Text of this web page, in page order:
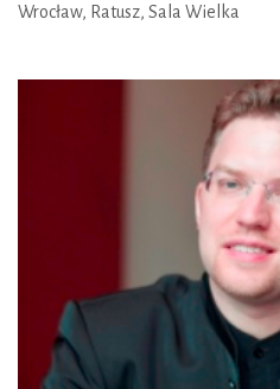
Wrocław, Ratusz, Sala Wielka